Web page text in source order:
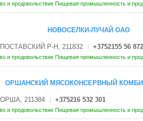
и продовольствие Пищевая промышленность и
НОВОСЕЛКИ-ЛУЧАЙ ОАО
ПОСТАВСКИЙ Р-Н, 211832 +3752155 56 872
и продовольствие Пищевая промышленность и
ОРШАНСКИЙ МЯСОКОНСЕРВНЫЙ
ОРША, 211384 +375216 532 301
и продовольствие Пищевая промышленность и